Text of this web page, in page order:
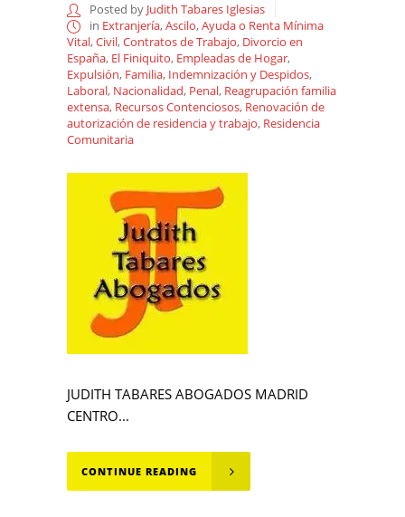
Posted by Judith Tabares Iglesias
in Extranjería,Ascilo,Ayuda o Renta Mínima
Vital,Civil,Contratos de Trabajo, Divorcio en
España, El Finiquito, Empleadas de Hogar,
Expulsión, Familia, Indemnización y Despidos,
Laboral, Nacionalidad, Penal, Reagrupación familia
extensa, Recursos Contenciosos, Renovación de
autorización de residencia y trabajo, Residencia
Comunitaria
JUDITH TABARES ABOGADOS MADRID
CENTRO...
CONTINUE READING